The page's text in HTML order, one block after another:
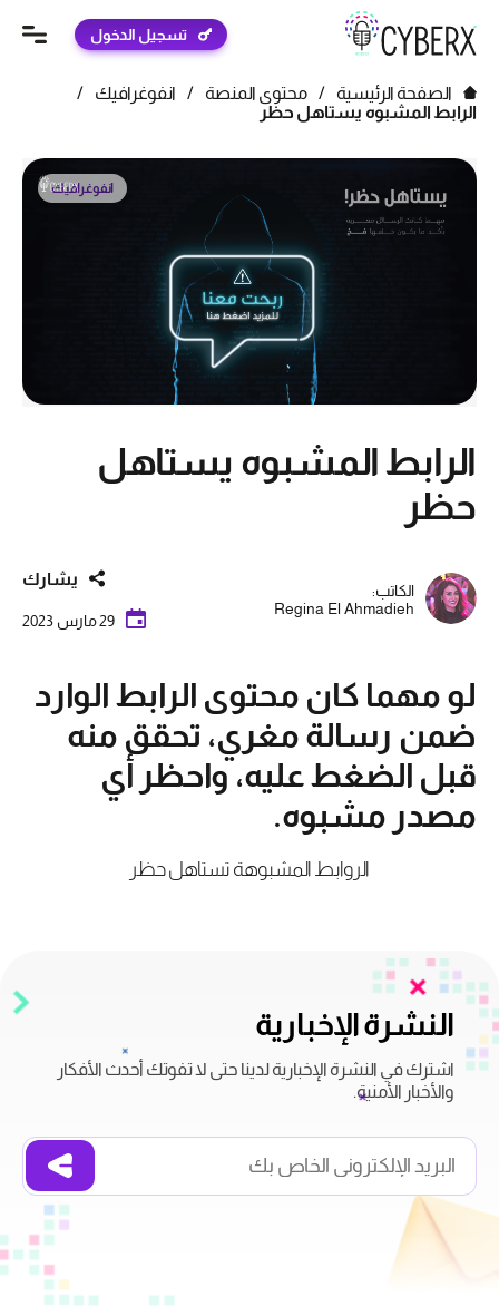
تسجيل الدخول
الصفحة الرئيسية / محتوى المنصة / انفوغرافيك
/
الرابط المشبوه يستاهل حظر
انفوغرافيك
الرابط المشبوه يستاهل
حظر
الكاتب:
Regina El Ahmadieh
يشارك
29 مارس 2023
لو مهما كان محتوى الرابط الوارد
ضمن رسالة مغري، تحقق منه
قبل الضغط عليه، واحظر أي
مصدر مشبوه.
الروابط المشبوهة تستاهل حظر
النشرة الإخبارية
اشترك في النشرة الإخبارية لدينا حتى لا تفوتك أحدث الأفكار
والأخبار الأمنية.